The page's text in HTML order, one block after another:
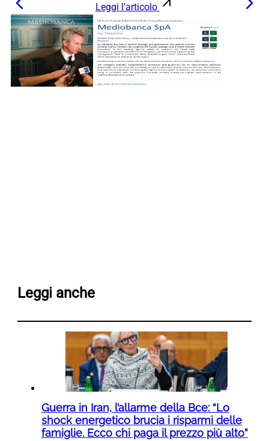
Leggi l’articolo
Leggi anche
Guerra in Iran, l’allarme della Bce: “Lo
shock energetico brucia i risparmi delle
famiglie. Ecco chi paga il prezzo più alto”